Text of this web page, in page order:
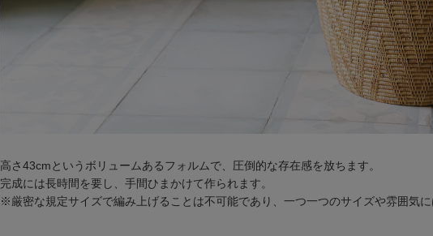
高さ43cmというボリュームあるフォルムで、圧倒的な存在感を放ちます。
完成には長時間を要し、手間ひまかけて作られます。
※厳密な規定サイズで編み上げることは不可能であり、一つ一つのサイズや雰囲気に